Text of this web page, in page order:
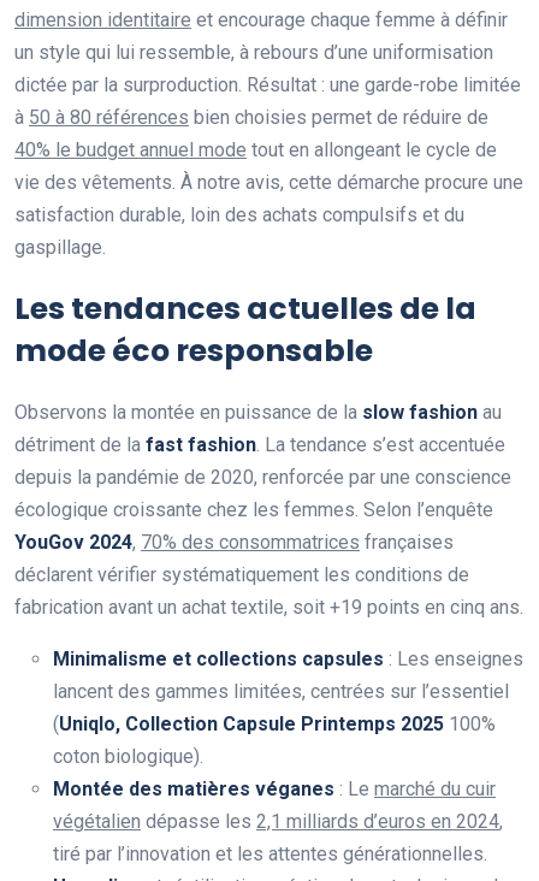
dimension identitaire et encourage chaque femme à définir
un style qui lui ressemble, à rebours d’une uniformisation
dictée par la surproduction. Résultat : une garde-robe limitée
à 50 à 80 références bien choisies permet de réduire de
40% le budget annuel mode tout en allongeant le cycle de
vie des vêtements. À notre avis, cette démarche procure une
satisfaction durable, loin des achats compulsifs et du
gaspillage.
Les tendances actuelles de la
mode éco responsable
Observons la montée en puissance de la slow fashion au
détriment de la fast fashion . La tendance s’est accentuée
depuis la pandémie de 2020, renforcée par une conscience
écologique croissante chez les femmes. Selon l’enquête
YouGov 2024, 70% des consommatrices françaises
déclarent vérifier systématiquement les conditions de
fabrication avant un achat textile, soit +19 points en cinq ans.
Minimalisme et collections capsules : Les enseignes
lancent des gammes limitées, centrées sur l’essentiel
(Uniqlo, Collection Capsule Printemps 2025 100%
coton biologique).
Montée des matières véganes : Le marché du cuir
végétalien dépasse les 2,1 milliards d’euros en 2024,
tiré par l’innovation et les attentes générationnelles.